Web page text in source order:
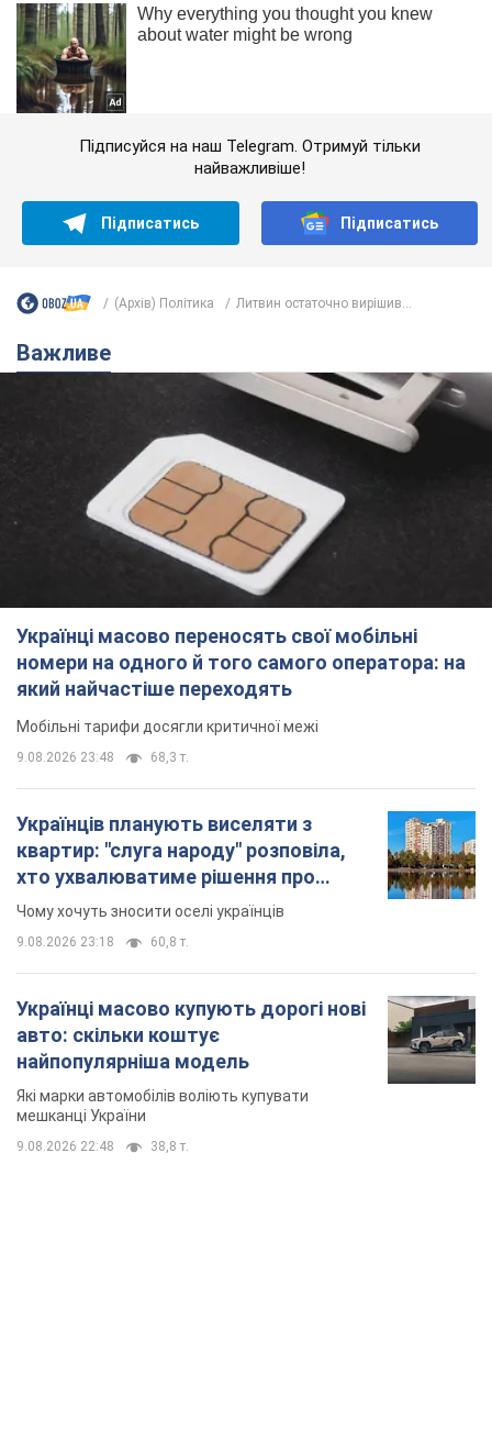
Підписуйся на наш Telegram. Отримуй тільки
найважливіше!
Підписатись Підписатись
(Архів) Політика Литвин остаточно вирішив...
Важливе
Українці масово переносять свої мобільні
номери на одного й того самого оператора: на
який найчастіше переходять
Мобільні тарифи досягли критичної межі
9.08.2026 23:48 68,3 т.
Українців планують виселяти з
квартир: "слуга народу" розповіла,
хто ухвалюватиме рішення про
знесення будинків
Чому хочуть зносити оселі українців
9.08.2026 23:18 60,8 т.
Українці масово купують дорогі нові
авто: скільки коштує
найпопулярніша модель
Які марки автомобілів воліють купувати
мешканці України
9.08.2026 22:48 38,8 т.